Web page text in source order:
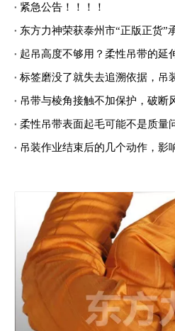
紧急公告！！！！
东方力神荣获泰州市“正版正货”
起吊高度不够用？柔性吊带的延
标签磨没了就失去追溯依据，吊
吊带与棱角接触不加保护，破断
柔性吊带表面起毛可能不是质量
吊装作业结束后的几个动作，影